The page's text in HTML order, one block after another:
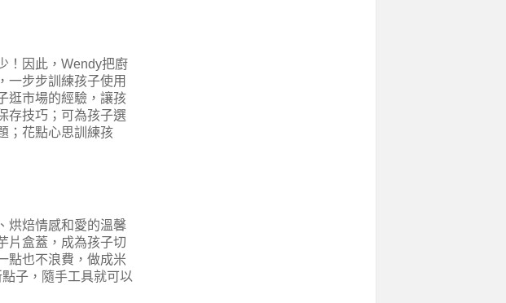
！因此，Wendy把廚
一步步訓練孩子使用
逛市場的經驗，讓孩
存技巧；可為孩子選
；花點心思訓練孩
烘焙情感和愛的溫馨
片盒蓋，成為孩子切
點也不浪費，做成米
子，隨手工具就可以